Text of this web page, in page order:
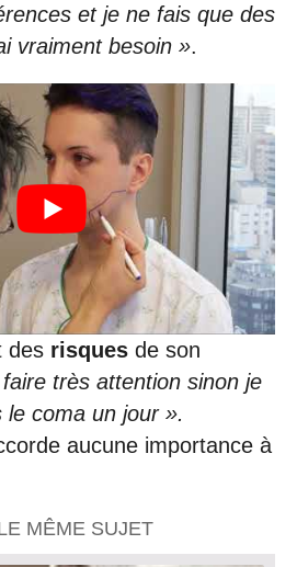
et je ne fais que des
vraiment besoin ».
des risques de son
très attention sinon je
coma un jour ».
aucune importance à
MÊME SUJET